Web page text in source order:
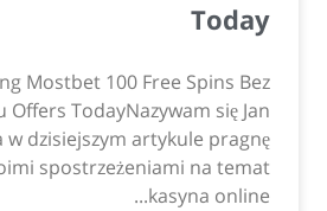
Today
Mostbet 100 Free Spins Bez
Offers TodayNazywam się Jan
w dzisiejszym artykule pragnę
spostrzeżeniami na temat
kasyna online...